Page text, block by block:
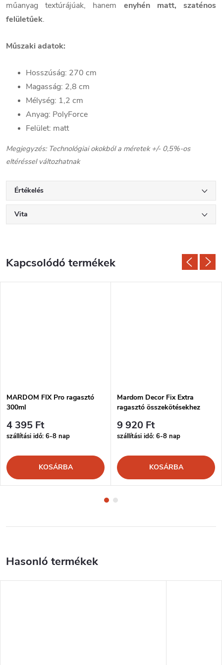
műanyag textúrájúak, hanem enyhén matt, szaténos
felületűek.
Műszaki adatok:
Hosszúság: 270 cm
Magasság: 2,8 cm
Mélység: 1,2 cm
Anyag: PolyForce
Felület: matt
Megjegyzés: Technológiai okokból a méretek +/- 0,5%-os
eltéréssel változhatnak
Értékelés
Vita
Kapcsolódó termékek
MARDOM FIX Pro ragasztó
300ml
4 395 Ft
szállítási idő: 6-8 nap
KOSÁRBA
Mardom Decor Fix Extra
ragasztó összekötésekhez
9 920 Ft
szállítási idő: 6-8 nap
KOSÁRBA